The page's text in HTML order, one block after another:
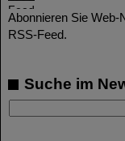
Abonnieren Sie Web-
RSS-Feed.
Suche im